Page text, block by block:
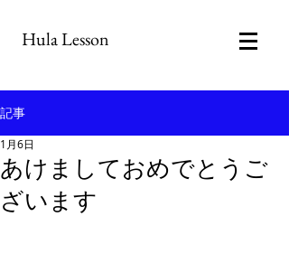
Hula Lesson
記事
あけましておめでとうご
ざいます
1月6日